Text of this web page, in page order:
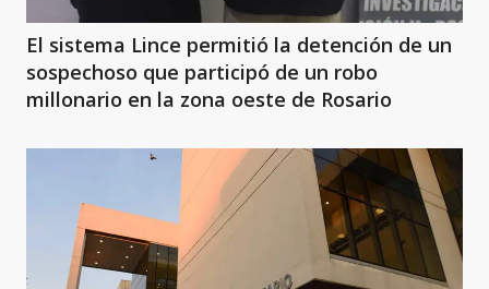
El sistema Lince permitió la detención de un
sospechoso que participó de un robo
millonario en la zona oeste de Rosario